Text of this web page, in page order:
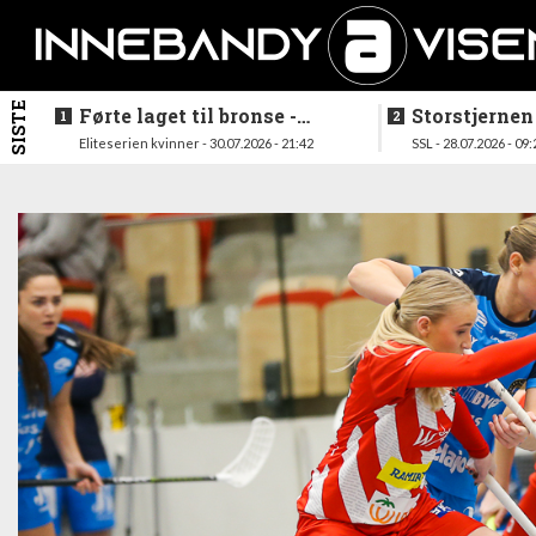
SISTE
Førte laget til bronse -
trenerduoen ferdige i
Eliteserien kvinner - 30.07.2026 - 21:42
ferdig -
SSL - 28.07.2026 -